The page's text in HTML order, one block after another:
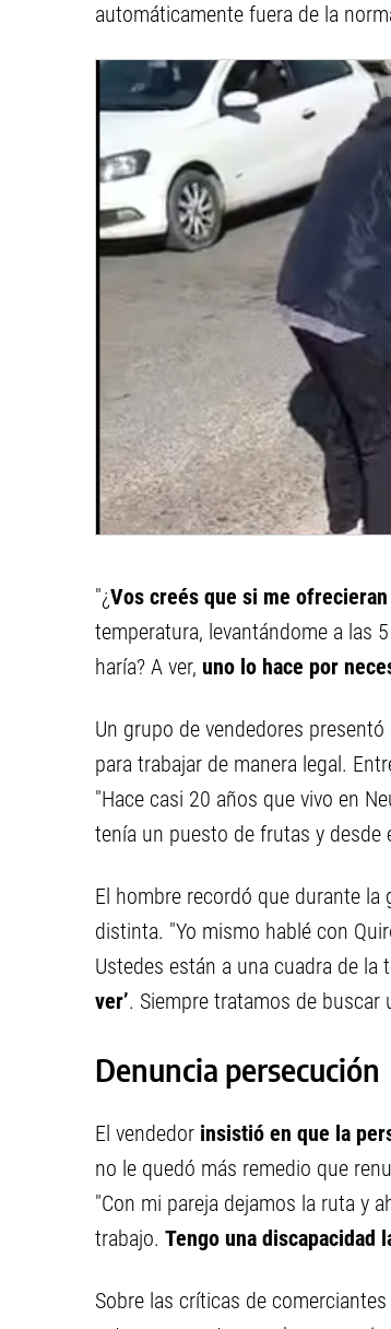
automáticamente fuera de la
"¿Vos creés que si me
temperatura, levantándome a las
haría? A ver, uno lo hace por
Un grupo de vendedores
para trabajar de manera legal.
"Hace casi 20 años que vivo en
tenía un puesto de frutas y
El hombre recordó que durante la
distinta. "Yo mismo hablé con
Ustedes están a una cuadra de
ver’. Siempre tratamos de buscar
Denuncia persecución
El vendedor insistió en que la
no le quedó más remedio que
"Con mi pareja dejamos la ruta y
trabajo. Tengo una discapacidad
Sobre las críticas de